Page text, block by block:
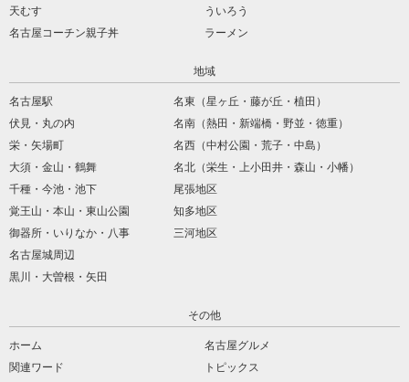
天むす
名古屋コーチン親子丼
ういろう
ラーメン
地域
名古屋駅
伏見・丸の内
栄・矢場町
大須・金山・鶴舞
千種・今池・池下
覚王山・本山・東山公園
御器所・いりなか・八事
名古屋城周辺
黒川・大曽根・矢田
名東（星ヶ丘・藤が丘・植田）
名南（熱田・新端橋・野並・徳重）
名西（中村公園・荒子・中島）
名北（栄生・上小田井・森山・小幡）
尾張地区
知多地区
三河地区
その他
ホーム
名古屋グルメ
関連ワード
トピックス